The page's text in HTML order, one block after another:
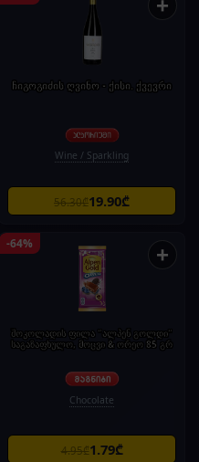
+
ჩიგოგიძის ღვინო - ქისი. ქვევრი
Wine / Sparkling
56.30₾19.90₾
-64% +
შოკოლადის ფილა "ალპენ გოლდი"
საგაზაფხულო, მოცვი & ორეო 85 გრ
Chocolate
4.95₾1.79₾